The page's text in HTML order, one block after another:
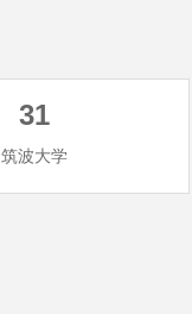
31
筑波大学